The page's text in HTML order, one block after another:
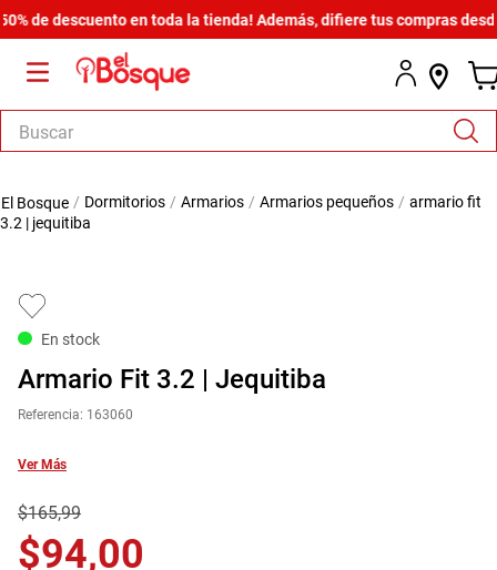
descuento en toda la tienda! Además, difiere tus compras desde
Buscar
dormitorios armarios armarios pequeños
armario fit
3.2 | jequitiba
En stock
Armario Fit 3.2 | Jequitiba
Referencia: 163060
Ver Más
$165,99
$94,00
1.
salas
.
zapatera
9.
havana master
10. camas